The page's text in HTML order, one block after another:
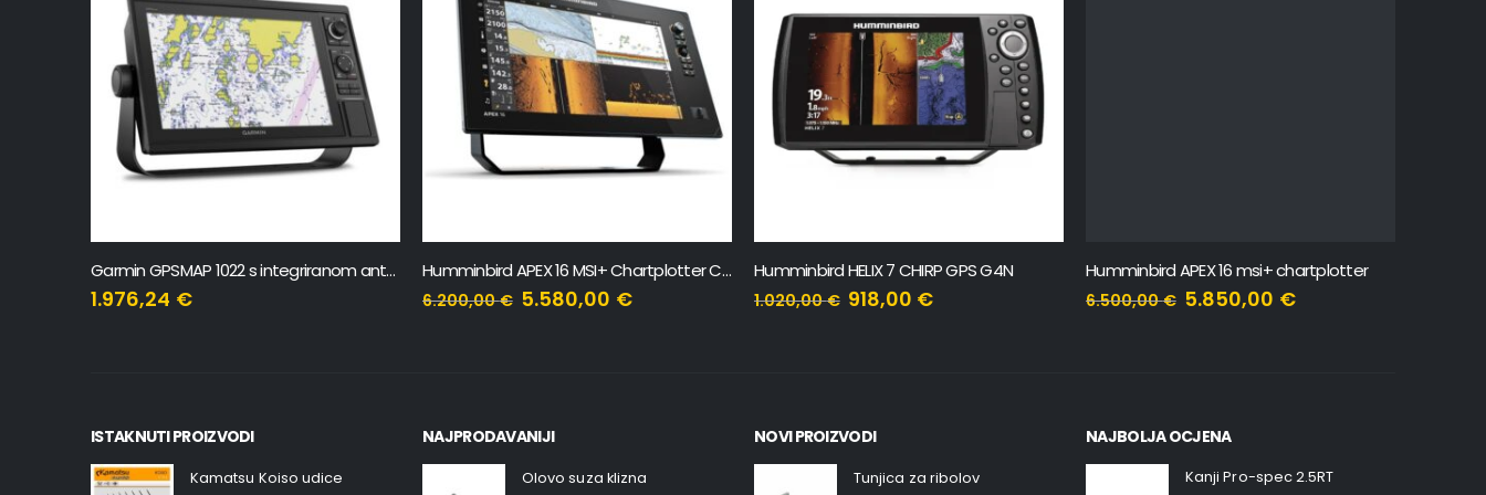
Garmin GPSMAP 1022 s integriranom antenom 10”
1.976,24 €
Humminbird APEX 16 MSI+ Chartplotter CHO
6.200,00€ 5.580,00 €
Humminbird HELIX 7 CHIRP GPS G4N
1.020,00€ 918,00 €
Humminbird APEX 16 msi+ chartplotter
6.500,00€ 5.850,00 €
ISTAKNUTI PROIZVODI
Kamatsu Koiso udice
NAJPRODAVANIJI
Olovo suza klizna
NOVI PROIZVODI
Tunjica za ribolov
NAJBOLJA OCJENA
Kanji Pro-spec 2.5RT